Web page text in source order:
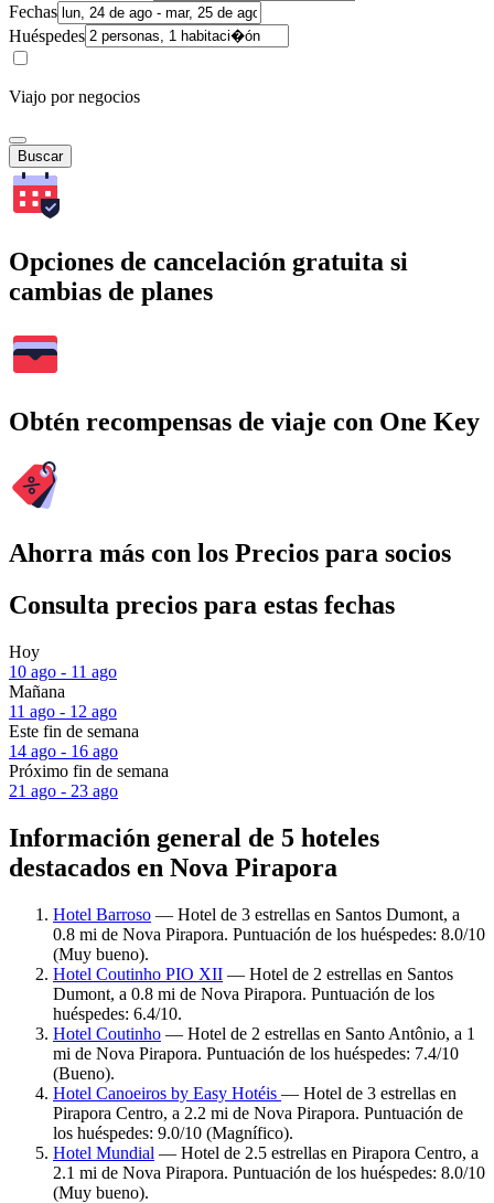
Fechas
Huéspedes
Viajo por negocios
Buscar
Opciones de cancelación gratuita si
cambias de planes
Obtén recompensas de viaje con One Key
Ahorra más con los Precios para socios
Consulta precios para estas fechas
Hoy
10 ago - 11 ago
Mañana
11 ago - 12 ago
Este fin de semana
14 ago - 16 ago
Próximo fin de semana
21 ago - 23 ago
Información general de 5 hoteles
destacados en Nova Pirapora
Hotel Barroso — Hotel de 3 estrellas en Santos Dumont, a
0.8 mi de Nova Pirapora. Puntuación de los huéspedes: 8.0/10
(Muy bueno).
Hotel Coutinho PIO XII — Hotel de 2 estrellas en Santos
Dumont, a 0.8 mi de Nova Pirapora. Puntuación de los
huéspedes: 6.4/10.
Hotel Coutinho — Hotel de 2 estrellas en Santo Antônio, a 1
mi de Nova Pirapora. Puntuación de los huéspedes: 7.4/10
(Bueno).
Hotel Canoeiros by Easy Hotéis — Hotel de 3 estrellas en
Pirapora Centro, a 2.2 mi de Nova Pirapora. Puntuación de
los huéspedes: 9.0/10 (Magnífico).
Hotel Mundial — Hotel de 2.5 estrellas en Pirapora Centro, a
2.1 mi de Nova Pirapora. Puntuación de los huéspedes: 8.0/10
(Muy bueno).